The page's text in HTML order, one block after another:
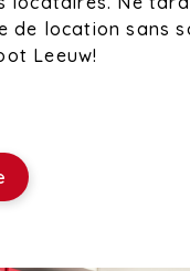
de location sans
Leeuw!